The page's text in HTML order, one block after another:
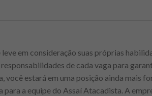
em consideração suas próprias
de cada vaga para
você estará em uma posição ainda mais
a equipe do Assaí Atacadista. A